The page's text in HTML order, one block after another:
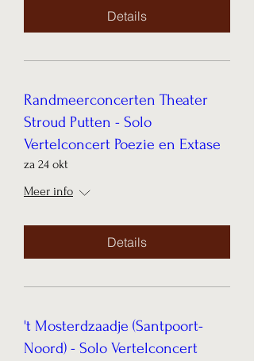
Details
Randmeerconcerten Theater
Stroud Putten - Solo
Vertelconcert Poezie en Extase
za 24 okt
Meer info
Details
't Mosterdzaadje (Santpoort-
Noord) - Solo Vertelconcert